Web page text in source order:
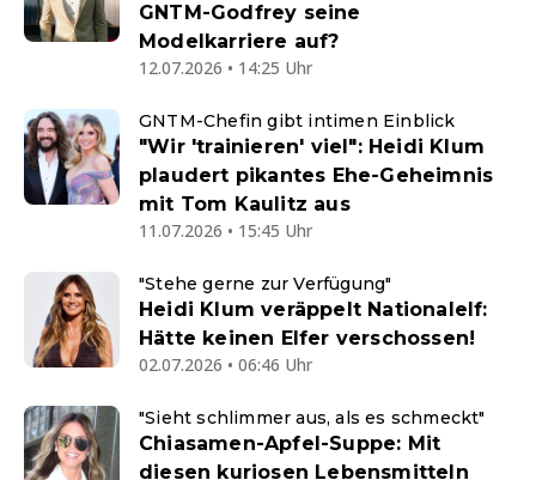
GNTM-Godfrey seine
Modelkarriere auf?
12.07.2026 • 14:25 Uhr
GNTM-Chefin gibt intimen Einblick
"Wir 'trainieren' viel": Heidi Klum
plaudert pikantes Ehe-Geheimnis
mit Tom Kaulitz aus
11.07.2026 • 15:45 Uhr
"Stehe gerne zur Verfügung"
Heidi Klum veräppelt Nationalelf:
Hätte keinen Elfer verschossen!
02.07.2026 • 06:46 Uhr
"Sieht schlimmer aus, als es schmeckt"
Chiasamen-Apfel-Suppe: Mit
diesen kuriosen Lebensmitteln